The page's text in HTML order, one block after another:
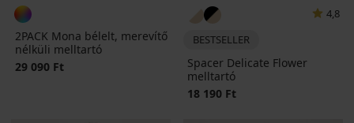
2PACK Mona bélelt, merevítő
nélküli melltartó
29 090 Ft
4,8
BESTSELLER
Spacer Delicate Flower
melltartó
18 190 Ft